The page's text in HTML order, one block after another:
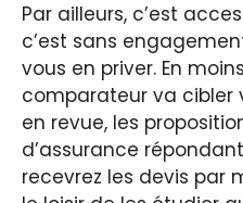
Par ailleurs, c’est
c’est sans
vous en priver. En
comparateur va cibler
en revue, les
d’assurance
recevrez les devis par